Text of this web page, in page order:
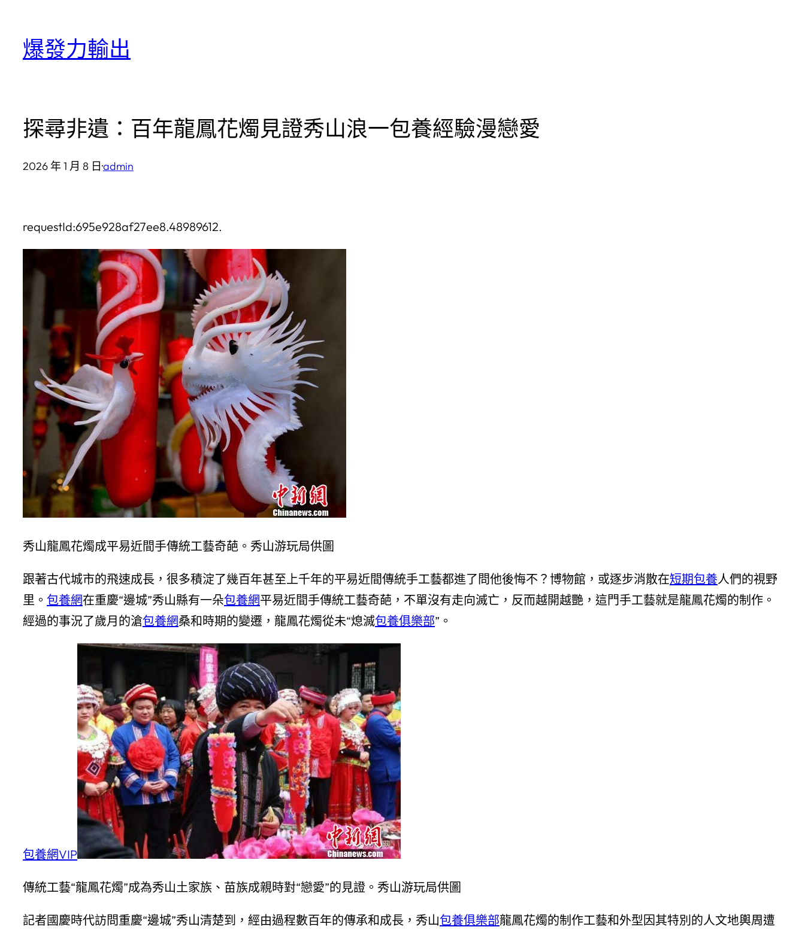
爆發力輸出
探尋非遺：百年龍鳳花燭見證秀山浪一包養經驗漫戀愛
2026 年 1 月 8 日·admin
requestId:695e928af27ee8.48989612.
秀山龍鳳花燭成平易近間手傳統工藝奇葩。秀山游玩局供圖
跟著古代城市的飛速成長，很多積淀了幾百年甚至上千年的平易近間傳統手工藝都進了問他後悔不？博物館，或逐步消散在短期包養人們的視野
里。 包養網在重慶“邊城”秀山縣有一朵包養網平易近間手傳統工藝奇葩，不單沒有走向滅亡，反而越開越艷，這門手工藝就是龍鳳花燭的制作。
經過的事況了歲月的滄包養網桑和時期的變遷，龍鳳花燭從未“熄滅包養俱樂部”。
包養網VIP
傳統工藝“龍鳳花燭”成為秀山土家族、苗族成親時對“戀愛”的見證。秀山游玩局供圖
記者國慶時代訪問重慶“邊城”秀山清楚到，經由過程數百年的傳承和成長，秀山包養俱樂部龍鳳花燭的制作工藝和外型因其特別的人文地輿周遭